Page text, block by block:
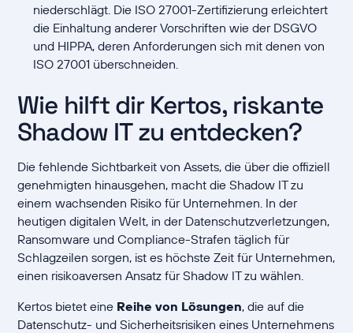
niederschlägt. Die ISO 27001-Zertifizierung erleichtert
die Einhaltung anderer Vorschriften wie der DSGVO
und HIPPA, deren Anforderungen sich mit denen von
ISO 27001 überschneiden.
Wie hilft dir Kertos, riskante
Shadow IT zu entdecken?
Die fehlende Sichtbarkeit von Assets, die über die offiziell
genehmigten hinausgehen, macht die Shadow IT zu
einem wachsenden Risiko für Unternehmen. In der
heutigen digitalen Welt, in der Datenschutzverletzungen,
Ransomware und Compliance-Strafen täglich für
Schlagzeilen sorgen, ist es höchste Zeit für Unternehmen,
einen risikoaversen Ansatz für Shadow IT zu wählen.
Kertos bietet eine Reihe von Lösungen, die auf die
Datenschutz- und Sicherheitsrisiken eines Unternehmens